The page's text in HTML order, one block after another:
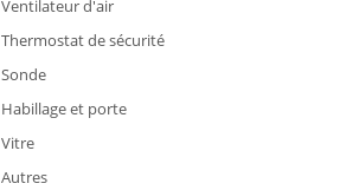
Ventilateur d'air
Thermostat de sécurité
Sonde
Habillage et porte
Vitre
Autres